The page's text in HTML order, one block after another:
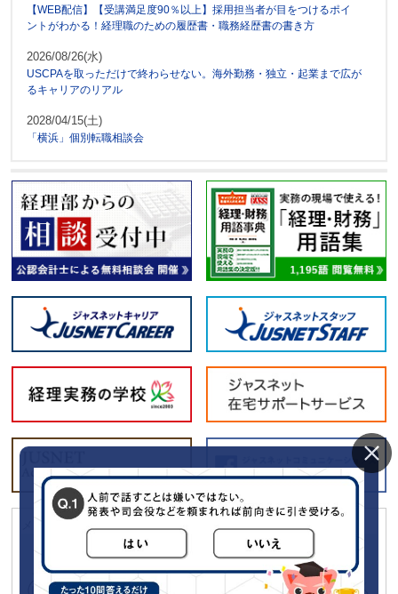
【WEB配信】【受講満足度90％以上】採用担当者が目をつけるポイ
ントがわかる！経理職のための履歴書・職務経歴書の書き方
2026/08/26(水)
USCPAを取っただけで終わらせない。海外勤務・独立・起業まで広が
るキャリアのリアル
2028/04/15(土)
「横浜」個別転職相談会
メールマガジン「経理の薬」に広告をだしてみませんか？